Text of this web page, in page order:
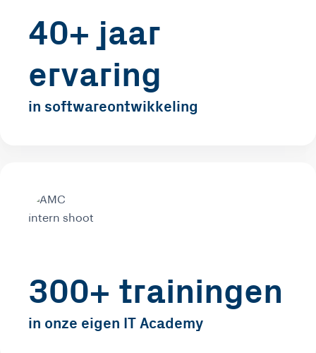
40+ jaar
ervaring
in softwareontwikkeling
300+ trainingen
in onze eigen IT Academy